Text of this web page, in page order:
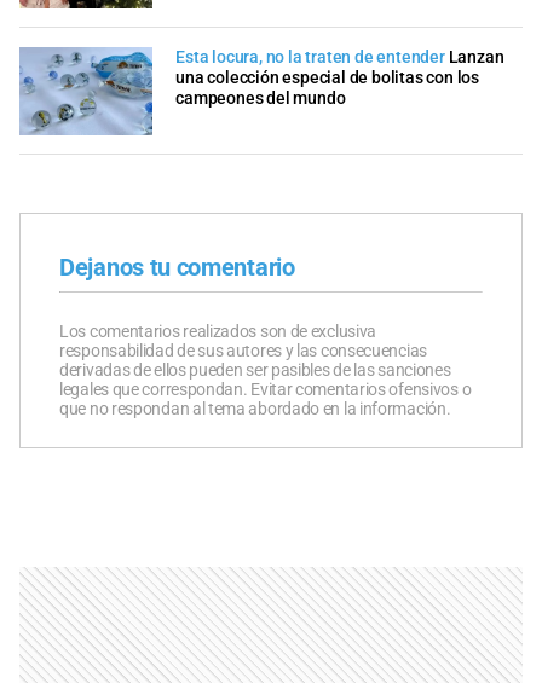
Esta locura, no la traten de entender Lanzan
una colección especial de bolitas con los
campeones del mundo
Dejanos tu comentario
Los comentarios realizados son de exclusiva
responsabilidad de sus autores y las consecuencias
derivadas de ellos pueden ser pasibles de las sanciones
legales que correspondan. Evitar comentarios ofensivos o
que no respondan al tema abordado en la información.